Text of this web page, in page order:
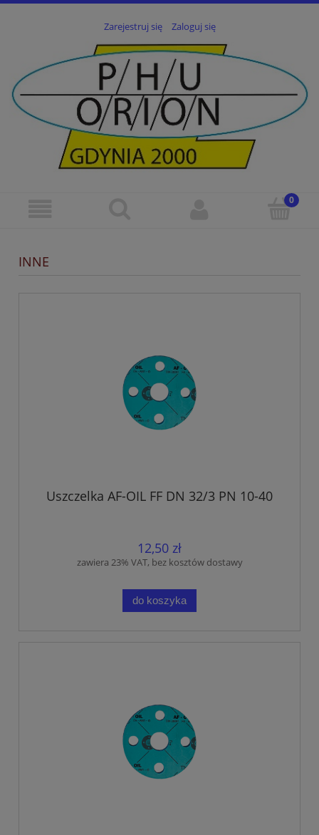
Zarejestruj się Zaloguj się
INNE
Uszczelka AF-OIL FF DN 32/3 PN 10-40
12,50 zł
zawiera 23% VAT, bez kosztów dostawy
do koszyka